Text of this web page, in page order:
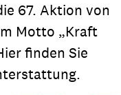
67. Aktion von
Motto „Kraft
finden Sie